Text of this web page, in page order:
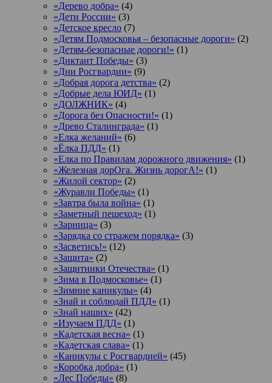
«Дерево добра» (4)
«Дети России» (3)
«Детское кресло (7)
«Детям Подмосковья – безопасные дороги» (2)
«Детям-безопасные дороги!» (1)
«Диктант Победы» (3)
«Дни Росгвардии» (9)
«Добрая дорога детства» (2)
«Добрые дела ЮИД» (1)
«ДОЛЖНИК» (4)
«Дорога без Опасности!» (1)
«Древо Сталинграда» (1)
«Елка желаний» (6)
«Ёлка ПДД» (1)
«Елка по Правилам дорожного движения» (1)
«Железная дорОга. Жизнь дорогА!» (1)
«Жилой сектор» (2)
«Журавли Победы» (1)
«Завтра была война» (1)
«Заметный пешеход» (1)
«Зарница» (3)
«Зарядка со стражем порядка» (3)
«Засветись!» (12)
«Защита» (2)
«Защитники Отечества» (1)
«Зима в Подмосковье» (1)
«Зимние каникулы» (4)
«Знай и соблюдай ПДД» (1)
«Знай наших» (42)
«Изучаем ПДД» (1)
«Кадетская весна» (1)
«Кадетская слава» (1)
«Каникулы с Росгвардией» (45)
«Коробка добра» (1)
«Лес Победы» (8)